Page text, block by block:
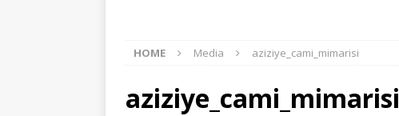
HOME Media aziziye_cami_mimarisi
aziziye_cami_mimarisi